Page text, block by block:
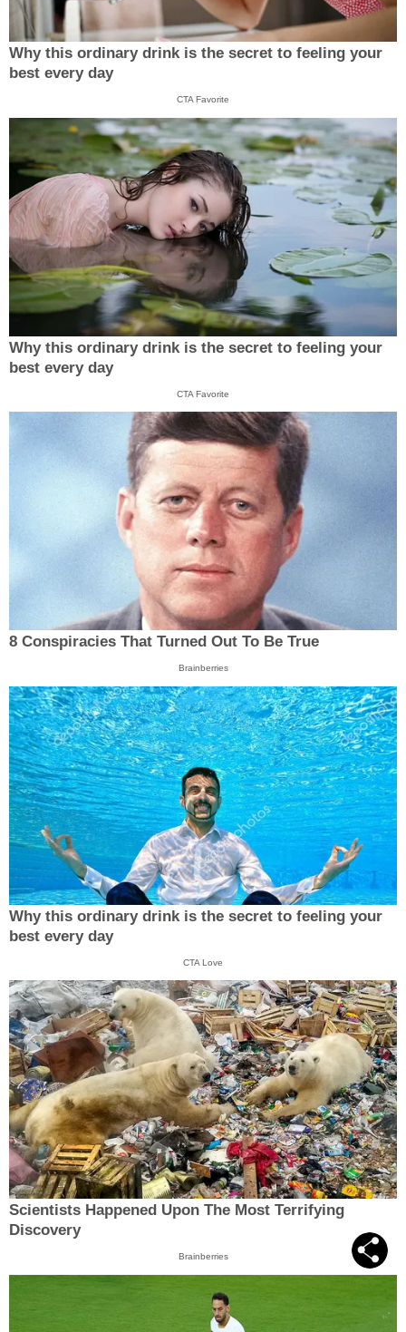
Why this ordinary drink is the secret to feeling your
best every day
CTA Favorite
Why this ordinary drink is the secret to feeling your
best every day
CTA Favorite
8 Conspiracies That Turned Out To Be True
Brainberries
Why this ordinary drink is the secret to feeling your
best every day
CTA Love
Scientists Happened Upon The Most Terrifying
Discovery
Brainberries